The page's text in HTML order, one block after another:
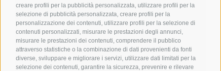
creare profili per la pubblicità personalizzata, utilizzare profili per la
selezione di pubblicità personalizzata, creare profili per la
personalizzazione dei contenuti, utilizzare profili per la selezione di
contenuti personalizzati, misurare le prestazioni degli annunci,
misurare le prestazioni dei contenuti, comprendere il pubblico
attraverso statistiche o la combinazione di dati provenienti da fonti
diverse, sviluppare e migliorare i servizi, utilizzare dati limitati per la
selezione dei contenuti, garantire la sicurezza, prevenire e rilevare